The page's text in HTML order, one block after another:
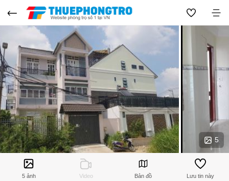
5
5 ảnh Video Bản đồ Lưu tin này